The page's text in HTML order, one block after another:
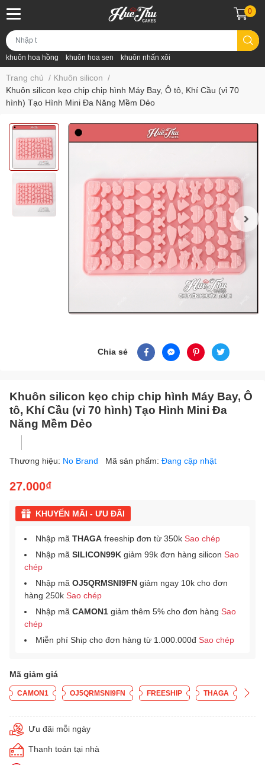
khuôn hoa hồng khuôn hoa sen khuôn nhấn xôi
0
Trang chủ / Khuôn silicon /
Khuôn silicon kẹo chip chip hình Máy Bay, Ô tô, Khí Cầu (vỉ 70
hình) Tạo Hình Mini Đa Năng Mềm Dẻo
Chia sẻ
Khuôn silicon kẹo chip chip hình Máy Bay, Ô
tô, Khí Cầu (vỉ 70 hình) Tạo Hình Mini Đa
Năng Mềm Dẻo
Thương hiệu: No Brand Mã sản phẩm: Đang cập nhật
27.000₫
KHUYẾN MÃI - ƯU ĐÃI
Nhập mã THAGA freeship đơn từ 350k Sao chép
Nhập mã SILICON99K giảm 99k đơn hàng silicon Sao
chép
Nhập mã OJ5QRMSNI9FN giảm ngay 10k cho đơn
hàng 250k Sao chép
Nhập mã CAMON1 giảm thêm 5% cho đơn hàng Sao
chép
Miễn phí Ship cho đơn hàng từ 1.000.000đ Sao chép
Mã giảm giá
CAMON1 OJ5QRMSNI9FN FREESHIP THAGA
Ưu đãi mỗi ngày
Thanh toán tại nhà